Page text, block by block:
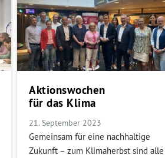
Aktionswochen
für das Klima
21. September 2023
Gemeinsam für eine nachhaltige
Zukunft – zum Klimaherbst sind alle